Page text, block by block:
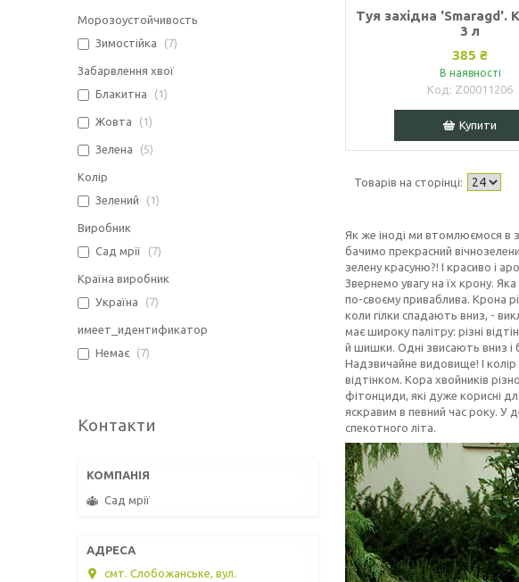
Туя західна 'Smaragd'.
3 л
385 ₴
В наявності
Z00011206
Купити
Як же іноді ми втомлюємося в
бачимо прекрасний
зелену красуню?! І красиво і
Звернемо увагу на їх крону.
по-своєму приваблива. Крона
коли гілки спадають вниз, -
має широку палітру: різні
й шишки. Одні звисають вниз і
Надзвичайне видовище! І
відтінком. Кора хвойників
фітонциди, які дуже корисні
яскравим в певний час року. У
спекотного літа.
Морозоустойчивость
Зимостійка
7
Забарвлення хвої
Блакитна
1
Жовта 1
Зелена 5
Колір
Зелений
1
Виробник
Сад мрії
7
Країна виробник
Україна
7
имеет_идентификатор
Немає
7
Контакти
Сад мрії
смт. Слобожанське, вул.